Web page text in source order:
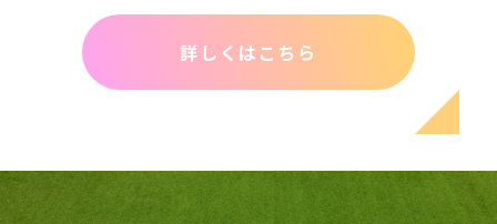
詳しくはこちら